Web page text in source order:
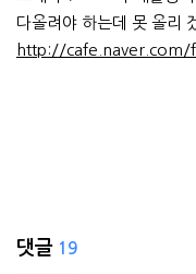
다올려야 하는데 못 올리
http://cafe.naver.com/
댓글 19